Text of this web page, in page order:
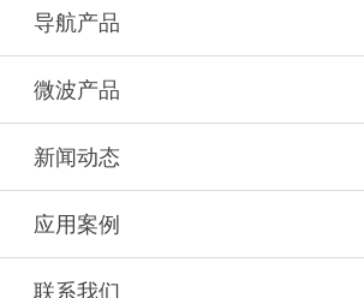
导航产品
微波产品
新闻动态
应用案例
联系我们